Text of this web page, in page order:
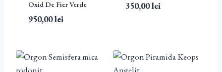
Oxid De Fier Verde
950,00lei
350,00lei